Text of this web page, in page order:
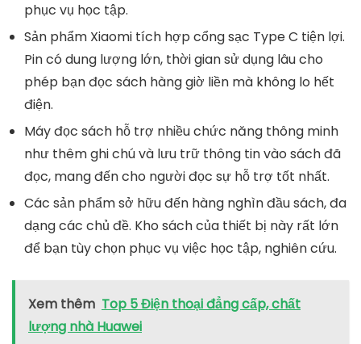
phục vụ học tập.
Sản phẩm Xiaomi tích hợp cổng sạc Type C tiện lợi.
Pin có dung lượng lớn, thời gian sử dụng lâu cho
phép bạn đọc sách hàng giờ liền mà không lo hết
điện.
Máy đọc sách hỗ trợ nhiều chức năng thông minh
như thêm ghi chú và lưu trữ thông tin vào sách đã
đọc, mang đến cho người đọc sự hỗ trợ tốt nhất.
Các sản phẩm sở hữu đến hàng nghìn đầu sách, đa
dạng các chủ đề. Kho sách của thiết bị này rất lớn
để bạn tùy chọn phục vụ việc học tập, nghiên cứu.
Xem thêm Top 5 Điện thoại đẳng cấp, chất
lượng nhà Huawei